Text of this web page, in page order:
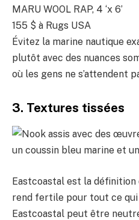
MARU WOOL RAP, 4 ‘x 6’
155 $ à Rugs USA
Évitez la marine nautique
plutôt avec des nuances
où les gens ne s’attendent
3. Textures tissées
Eastcoastal est la définition
rend fertile pour tout ce qui
Eastcoastal peut être